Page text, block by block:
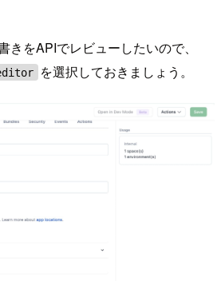
きをAPIでレビューしたいので、
を選択しておきましょう。